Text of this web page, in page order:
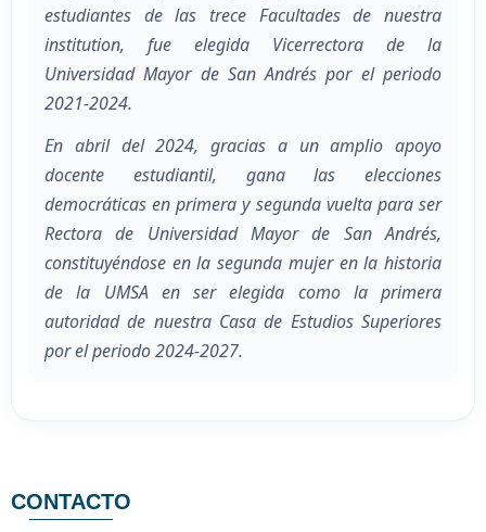
estudiantes de las trece Facultades de nuestra
institution, fue elegida Vicerrectora de la
Universidad Mayor de San Andrés por el periodo
2021-2024.
En abril del 2024, gracias a un amplio apoyo
docente estudiantil, gana las elecciones
democráticas en primera y segunda vuelta para ser
Rectora de Universidad Mayor de San Andrés,
constituyéndose en la segunda mujer en la historia
de la UMSA en ser elegida como la primera
autoridad de nuestra Casa de Estudios Superiores
por el periodo 2024-2027.
CONTACTO